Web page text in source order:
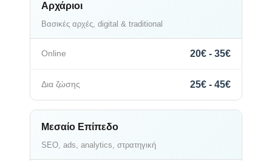
Αρχάριοι
Βασικές αρχές, digital & traditional
20€ - 35€
25€ - 45€
Μεσαίο Επίπεδο
SEO, ads, analytics, στρατηγική